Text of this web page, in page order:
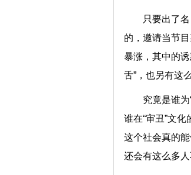
只要出了
的，邀请当节
暴涨，其中的
舌”，也另有
究竟是谁
谁在“审丑”文
这个社会真的
还会有这么多